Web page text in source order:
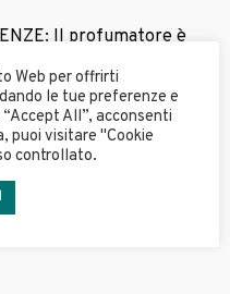
Il profumatore è
brand Chiara Firenze.
di cuore: legno di
3 mm; Capacità: 100 ml
Web per offrirti
le tue preferenze e
All”, acconsenti
puoi visitare "Cookie
controllato.